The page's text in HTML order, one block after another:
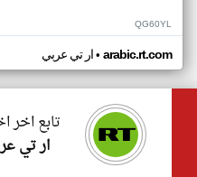
QG60YL
ار تي عربي• arabic.rt.com
تابع اخر
ار تي